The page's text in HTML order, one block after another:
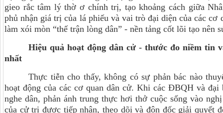
gieo rắc tâm lý thờ ơ chính trị, tạo khoảng cách giữa
phủ nhận giá trị của lá phiếu và vai trò đại diện của các
làm xói mòn “thế trận lòng dân” - nền tảng cốt lõi tạo nên
Hiệu quả hoạt động dân cử - thước đo niềm tin
nhất
Thực tiễn cho thấy, không có sự phản bác nào
hoạt động của các cơ quan dân cử. Khi các ĐBQH và
nghe dân, phản ánh trung thực hơi thở cuộc sống vào
của cử tri được tiếp nhận, theo dõi và đôn đốc giải quyết